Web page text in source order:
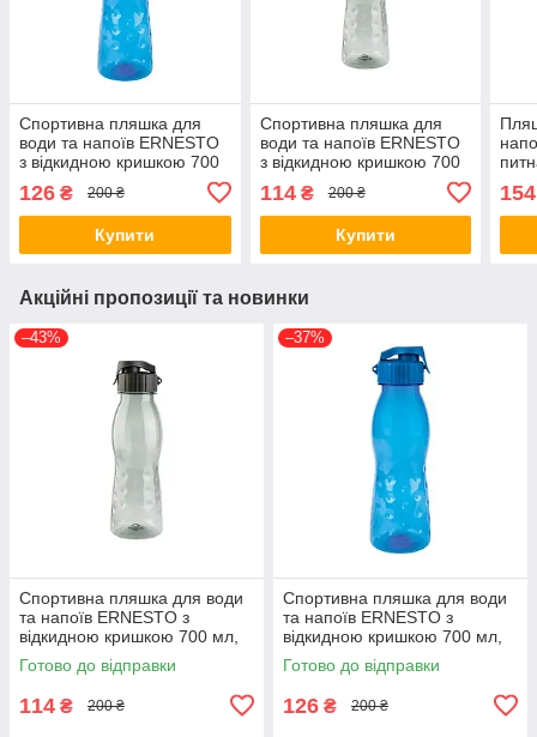
Спортивна пляшка для
води та напоїв ERNESTO
з відкидною кришкою 700
126 ₴ 200 ₴
Купити
Спортивна пляшка для
води та напоїв ERNESTO
з відкидною кришкою 700
114₴ 200 ₴
Купити
154
Акційні пропозиції та новинки
–43%
Спортивна пляшка для води
та напоїв ERNESTO з
відкидною кришкою 700 мл,
питна пляшка
Готово до відправки
114 ₴ 200 ₴
–37%
Спортивна пляшка для води
та напоїв ERNESTO з
відкидною кришкою 700 мл,
питна пляшка
Готово до відправки
126 ₴ 200 ₴